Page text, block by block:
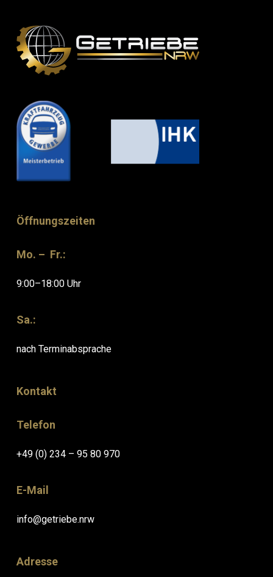
Öffnungszeiten
Mo. – Fr.:
9:00–18:00 Uhr
Sa.:
nach Terminabsprache
Kontakt
Telefon
+49 (0) 234 – 95 80 970
E-Mail
info@getriebe.nrw
Adresse